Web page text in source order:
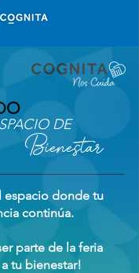
DE
Bienestar
espacio donde tu
continúa.
parte de la feria
tu bienestar!​